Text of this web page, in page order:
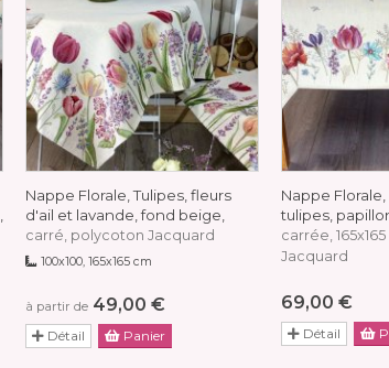
Nappe Florale, Tulipes, fleurs
d'ail et lavande, fond beige,
carré, polycoton Jacquard
100x100, 165x165 cm
à partir de 49,00 €
Détail Panier
Nappe
tulipes,
carrée,
Jacquard
69,00 €
Détail